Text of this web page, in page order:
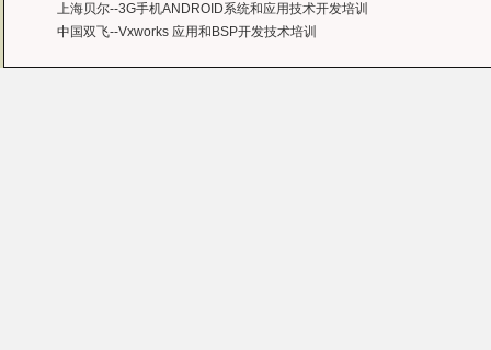
上海贝尔--3G手机ANDROID系统和应用技术开发培训
中国双飞--Vxworks 应用和BSP开发技术培训